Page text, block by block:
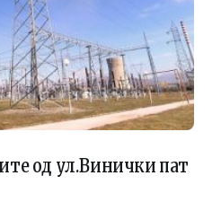
од ул.Винички пат